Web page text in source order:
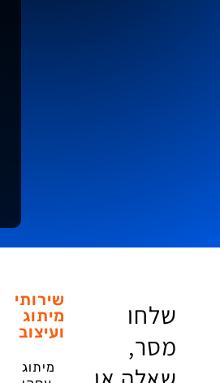
שלחו
מסר,
שירותי
מיתוג
ועיצוב
מיתוג